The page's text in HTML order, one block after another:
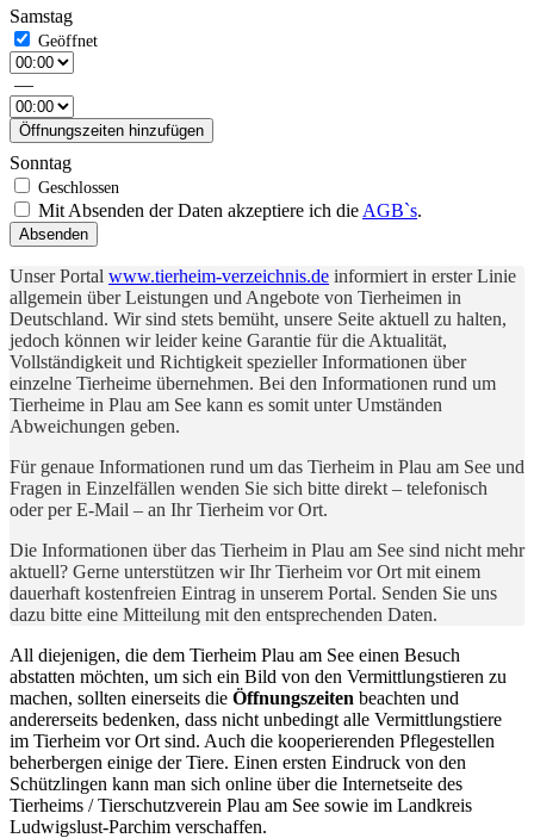
Samstag
—
Öffnungszeiten hinzufügen
Sonntag
Mit Absenden der Daten akzeptiere ich die AGB`s.
Absenden
Unser Portal www.tierheim-verzeichnis.de informiert in erster Linie
allgemein über Leistungen und Angebote von Tierheimen in
Deutschland. Wir sind stets bemüht, unsere Seite aktuell zu halten,
jedoch können wir leider keine Garantie für die Aktualität,
Vollständigkeit und Richtigkeit spezieller Informationen über
einzelne Tierheime übernehmen. Bei den Informationen rund um
Tierheime in Plau am See kann es somit unter Umständen
Abweichungen geben.
Für genaue Informationen rund um das Tierheim in Plau am See und
Fragen in Einzelfällen wenden Sie sich bitte direkt – telefonisch
oder per E-Mail – an Ihr Tierheim vor Ort.
Die Informationen über das Tierheim in Plau am See sind nicht mehr
aktuell? Gerne unterstützen wir Ihr Tierheim vor Ort mit einem
dauerhaft kostenfreien Eintrag in unserem Portal. Senden Sie uns
dazu bitte eine Mitteilung mit den entsprechenden Daten.
All diejenigen, die dem Tierheim Plau am See einen Besuch
abstatten möchten, um sich ein Bild von den Vermittlungstieren zu
machen, sollten einerseits die Öffnungszeiten beachten und
andererseits bedenken, dass nicht unbedingt alle Vermittlungstiere
im Tierheim vor Ort sind. Auch die kooperierenden Pflegestellen
beherbergen einige der Tiere. Einen ersten Eindruck von den
Schützlingen kann man sich online über die Internetseite des
Tierheims / Tierschutzverein Plau am See sowie im Landkreis
Ludwigslust-Parchim verschaffen.